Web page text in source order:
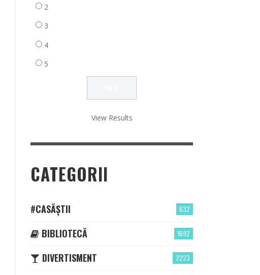
2
3
4
5
View Results
CATEGORII
632
#CASĂȘTII
1692
BIBLIOTECĂ
2223
DIVERTISMENT